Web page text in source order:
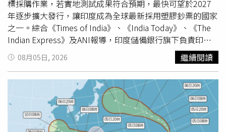
協助敲定川習會議程、縮小雙方分歧。上個月，大陸外交部
長王毅也在菲律賓首都馬尼拉（Manila）與美國國務卿盧比
歐（Marco Rubio）討論了習近平訪美相關事宜。當時被問
及對台軍售案時，盧比歐表示，相關方案仍在美國政府內部
審查，因為華府必須同時考量自身武器庫存。與此同時，大
陸外交部副部長馬朝旭亦於7月訪問美國2天，並與美方官員
會晤。外界普遍認為，此行是為習近平訪美預作準備。然
而，美中之間的貿易緊張局勢仍持續升溫。北京於5日宣布
祭出一系列反制裁措施，鎖定多家美國機構，同時進一步收
緊無人機供應鏈的出口限制。此舉是回應華府近期的一連串
對中制裁，包括以涉及新疆維吾爾自治區強迫勞動指控為
標採購作業，若實地測試成果符合預期，最快可望於2027
年逐步擴大發行，讓印度成為全球最新採用塑膠鈔票的國家
之一。綜合《Times of India》、《India Today》、《The
Indian Express》及ANI報導，印度儲備銀行旗下負責印製
鈔票的印度儲備銀行紙鈔印製公司（BRBNMPL），近日已
發布全球徵求意向書（EOI），邀請具備相關技術的國際廠
商參與首波試辦計畫，象徵印度塑膠鈔票計畫正式進入實質
推動階段。根據規畫，首波試辦將以10盧比及20盧比兩種
面額為主，預計採購約6萬8,000令（ream）雙向延伸聚丙
烯（BOPP）塑膠基材，其中兩種面額各配置3萬4,000令，
每令包含500張印鈔基材，後續將交由BRBNMPL及印度安
08月05日, 2026 繼續閱讀